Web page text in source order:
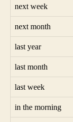
next week
next month
last year
last month
last week
in the morning